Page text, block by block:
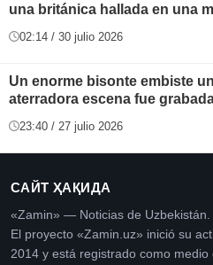
una británica hallada en una
02:14 / 30 julio 2026
Un enorme bisonte embiste
aterradora escena fue
23:40 / 27 julio 2026
САЙТ ҲАҚИДА
«Zamin» — Noticias de Uzbekistán.
El proyecto «Zamin.uz» inició su
2014 y está registrado como medio